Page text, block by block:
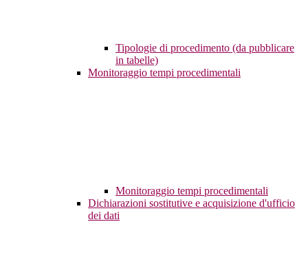
Tipologie di procedimento (da pubblicare
in tabelle)
Monitoraggio tempi procedimentali
Monitoraggio tempi procedimentali
Dichiarazioni sostitutive e acquisizione d'ufficio
dei dati